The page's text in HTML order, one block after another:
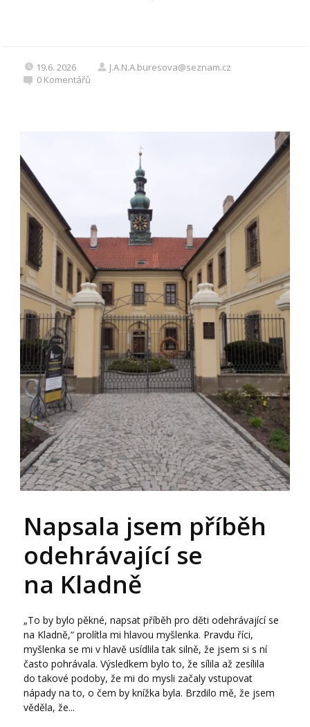
19.6. 2026
J.A.N.A.buresova@seznam.cz
0 Komentářů
Napsala jsem příběh
odehrávající se
na Kladně
„To by bylo pěkné, napsat příběh pro děti odehrávající se
na Kladně,“ prolítla mi hlavou myšlenka. Pravdu říci,
myšlenka se mi v hlavě usídlila tak silně, že jsem si s ní
často pohrávala. Výsledkem bylo to, že sílila až zesílila
do takové podoby, že mi do mysli začaly vstupovat
nápady na to, o čem by knížka byla. Brzdilo mě, že jsem
věděla, že...